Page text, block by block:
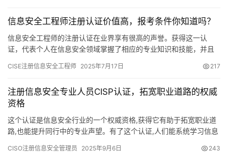
信息安全工程师注册认证价值高，报考条件你知道吗？
信息安全工程师的注册认证在业界享有很高的声誉。获得这一认
证，代表个人在信息安全领域掌握了相应的专业知识和技能，并且
介绍。
CISE注册信息安全工程师 2025年7月17日 217
注册信息安全专业人员CISP认证，拓宽职业道路的权威
资格
这个认证是信息安全行业的一个权威资格,获得它有助于拓宽职业道
路,也能提升同行中的专业声望。有了这个认证,人们能系统学习信息
CISO注册信息安全管理员 2025年9月6日 243